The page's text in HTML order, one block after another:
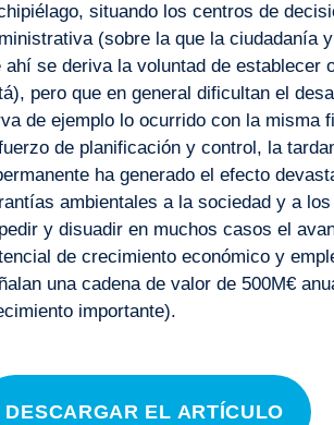
situando los centros de
(sobre la que la ciudadanía
ahí se deriva la voluntad de establecer
pero que en general dificultan el
de ejemplo lo ocurrido con la misma
de planificación y control, la
ha generado el efecto
ambientales a la sociedad y a
y disuadir en muchos casos el
de crecimiento económico y
una cadena de valor de 500M€
importante).
DESCARGAR EL ARTÍCULO